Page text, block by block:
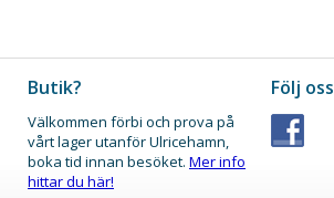
Följ oss
Butik?
Välkommen förbi och prova på
vårt lager utanför Ulricehamn,
boka tid innan besöket. Mer info
hittar du här!